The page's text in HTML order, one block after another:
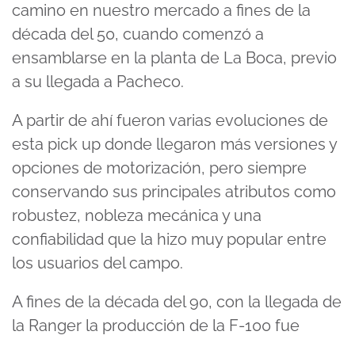
camino en nuestro mercado a fines de la
década del 50, cuando comenzó a
ensamblarse en la planta de La Boca, previo
a su llegada a Pacheco.
A partir de ahí fueron varias evoluciones de
esta pick up donde llegaron más versiones y
opciones de motorización, pero siempre
conservando sus principales atributos como
robustez, nobleza mecánica y una
confiabilidad que la hizo muy popular entre
los usuarios del campo.
A fines de la década del 90, con la llegada de
la Ranger la producción de la F-100 fue